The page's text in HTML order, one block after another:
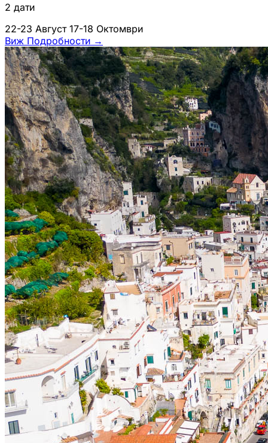
2 дати
22-23 Август 17-18 Октомври
Виж Подробности →